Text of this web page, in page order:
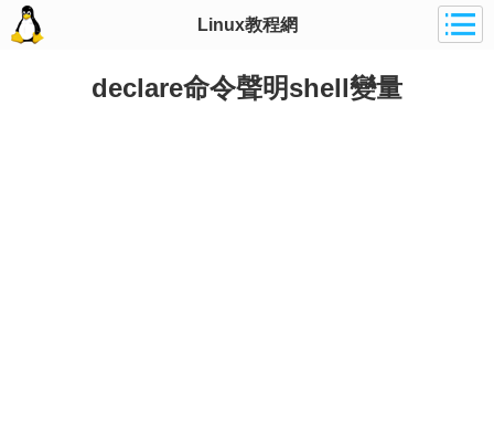
Linux教程網
declare命令聲明shell變量